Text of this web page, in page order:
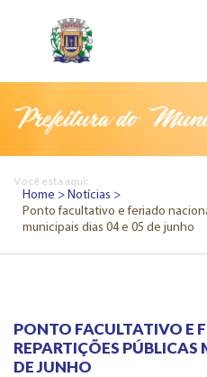
Prefeitura do
Você esta aqui:
Home
Notícias
Ponto facultativo e feriado
municipais dias 04 e 05 de junho
PONTO FACULTATIVO E
REPARTIÇÕES PÚBLICAS
DE JUNHO